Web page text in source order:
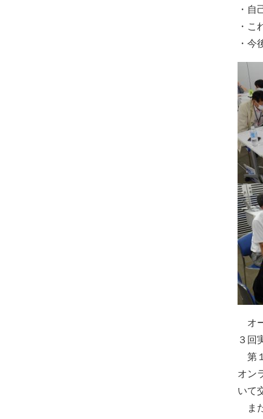
・自
・こ
・今
オ
３回
第
オン
いて
ま